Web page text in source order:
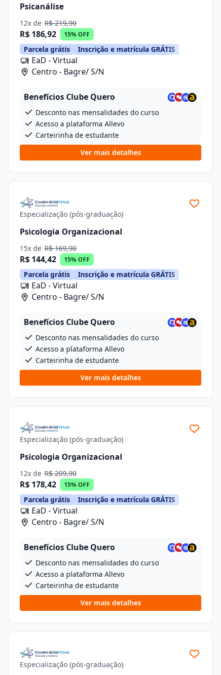
Psicanálise
12x de R$ 219,90
R$ 186,92 15% OFF
Parcela grátis Inscrição e matrícula GRÁTIS
EaD - Virtual
Centro - Bagre/ S/N
Benefícios Clube Quero
Desconto nas mensalidades do curso
Acesso a plataforma Allevo
Carteirinha de estudante
Ver mais detalhes
Especialização (pós-graduação)
Psicologia Organizacional
15x de R$ 169,90
R$ 144,42 15% OFF
Parcela grátis Inscrição e matrícula GRÁTIS
EaD - Virtual
Centro - Bagre/ S/N
Benefícios Clube Quero
Desconto nas mensalidades do curso
Acesso a plataforma Allevo
Carteirinha de estudante
Ver mais detalhes
Especialização (pós-graduação)
Psicologia Organizacional
12x de R$ 209,90
R$ 178,42 15% OFF
Parcela grátis Inscrição e matrícula GRÁTIS
EaD - Virtual
Centro - Bagre/ S/N
Benefícios Clube Quero
Desconto nas mensalidades do curso
Acesso a plataforma Allevo
Carteirinha de estudante
Ver mais detalhes
Especialização (pós-graduação)